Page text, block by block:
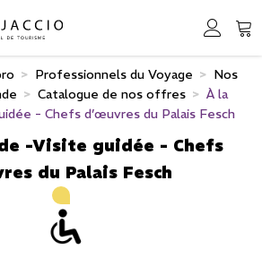
> Professionnels du Voyage > Nos
> Catalogue de nos offres > À la
- Chefs d’œuvres du Palais Fesch
-Visite guidée - Chefs
du Palais Fesch